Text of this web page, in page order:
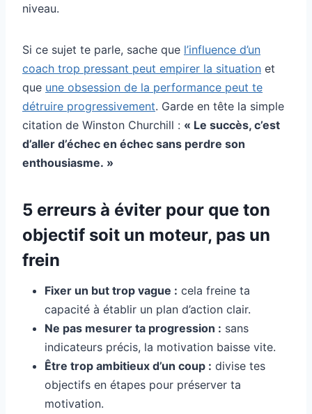
niveau.
Si ce sujet te parle, sache que l’influence d’un
coach trop pressant peut empirer la situation et
que une obsession de la performance peut te
détruire progressivement. Garde en tête la simple
citation de Winston Churchill : « Le succès, c’est
d’aller d’échec en échec sans perdre son
enthousiasme. »
5 erreurs à éviter pour que ton
objectif soit un moteur, pas un
frein
Fixer un but trop vague : cela freine ta
capacité à établir un plan d’action clair.
Ne pas mesurer ta progression : sans
indicateurs précis, la motivation baisse vite.
Être trop ambitieux d’un coup : divise tes
objectifs en étapes pour préserver ta
motivation.